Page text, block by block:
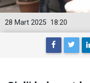
18:20
28 Mart 2025